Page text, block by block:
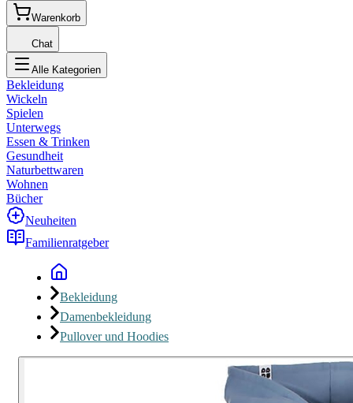
Warenkorb
Chat
Alle Kategorien
Bekleidung
Wickeln
Spielen
Unterwegs
Essen & Trinken
Gesundheit
Naturbettwaren
Wohnen
Bücher
Neuheiten
Familienratgeber
Bekleidung
Damenbekleidung
Pullover und Hoodies